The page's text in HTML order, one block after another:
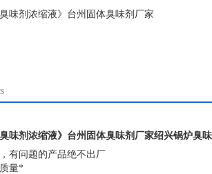
味剂浓缩液》台州固体臭味剂厂家
味剂浓缩液》台州固体臭味剂厂家绍兴锅炉臭
有问题的产品绝不出厂
量*